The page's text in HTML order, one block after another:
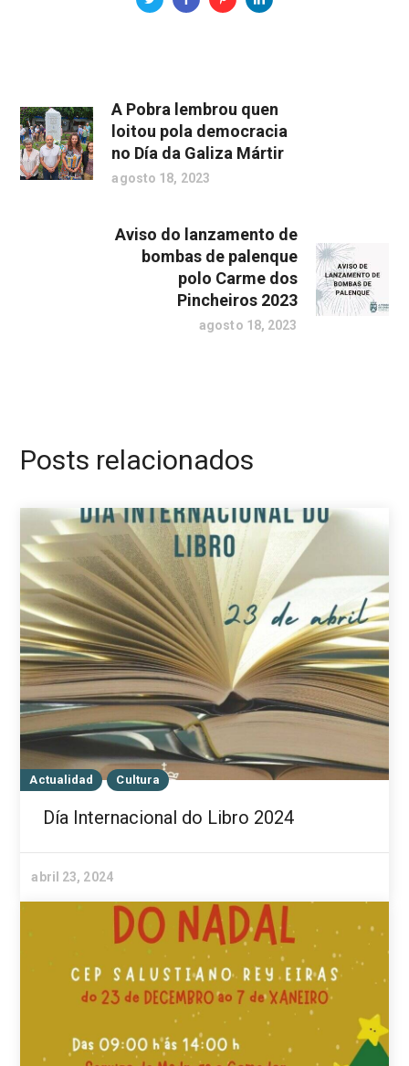
A Pobra lembrou quen
loitou pola democracia
no Día da Galiza Mártir
agosto 18, 2023
Aviso do lanzamento de
bombas de palenque
polo Carme dos
Pincheiros 2023
agosto 18, 2023
Posts relacionados
Actualidad Cultura
Día Internacional do Libro 2024
abril 23, 2024